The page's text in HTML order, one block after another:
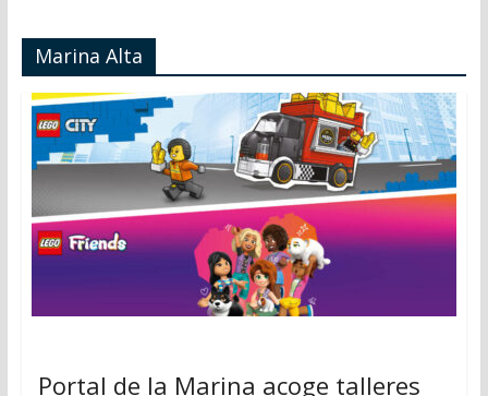
Marina Alta
Portal de la Marina acoge talleres